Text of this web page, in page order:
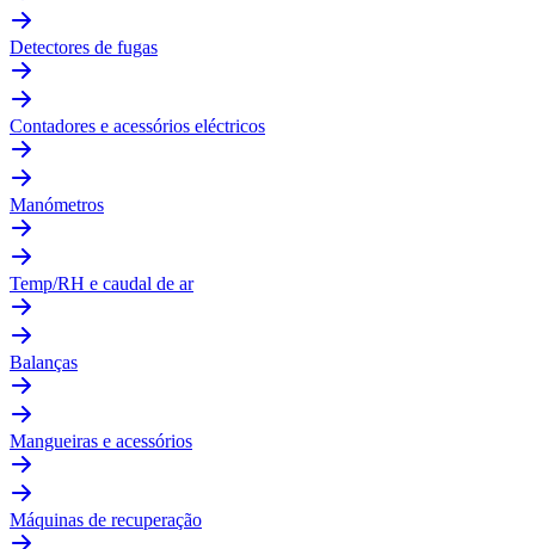
Detectores de fugas
Contadores e acessórios eléctricos
Manómetros
Temp/RH e caudal de ar
Balanças
Mangueiras e acessórios
Máquinas de recuperação